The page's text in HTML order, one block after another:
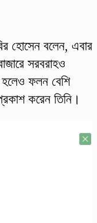
হোসেন বলেন, এবার
সরবরাহও
ফলন বেশি
করেন তিনি।